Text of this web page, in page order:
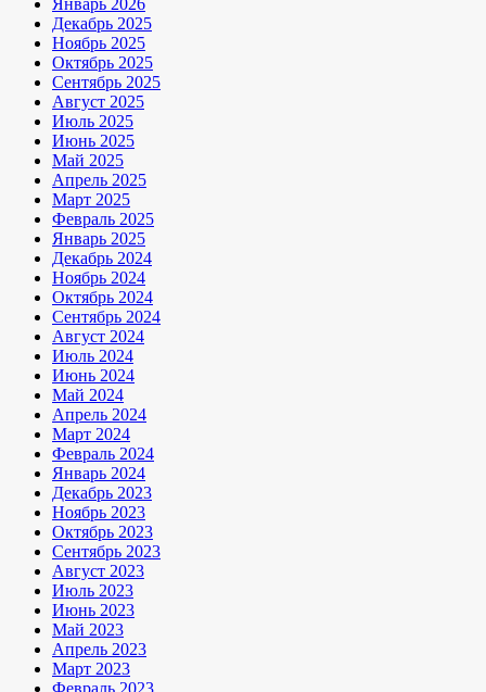
Январь 2026
Декабрь 2025
Ноябрь 2025
Октябрь 2025
Сентябрь 2025
Август 2025
Июль 2025
Июнь 2025
Май 2025
Апрель 2025
Март 2025
Февраль 2025
Январь 2025
Декабрь 2024
Ноябрь 2024
Октябрь 2024
Сентябрь 2024
Август 2024
Июль 2024
Июнь 2024
Май 2024
Апрель 2024
Март 2024
Февраль 2024
Январь 2024
Декабрь 2023
Ноябрь 2023
Октябрь 2023
Сентябрь 2023
Август 2023
Июль 2023
Июнь 2023
Май 2023
Апрель 2023
Март 2023
Февраль 2023